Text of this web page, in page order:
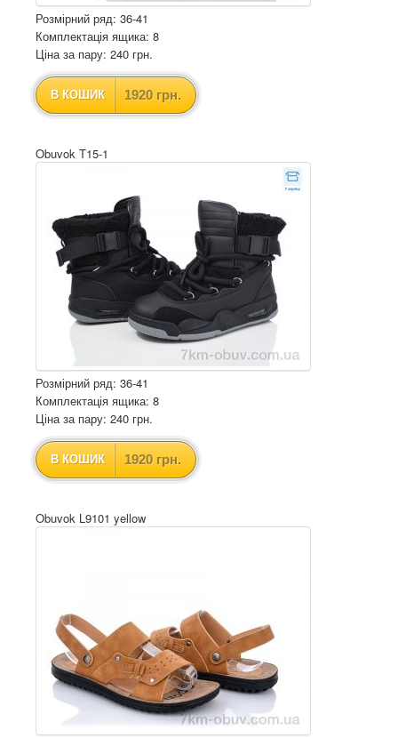
Розмірний ряд: 36-41
Комплектація ящика: 8
Ціна за пару: 240 грн.
В КОШИК 1920 грн.
Obuvok T15-1
Розмірний ряд: 36-41
Комплектація ящика: 8
Ціна за пару: 240 грн.
В КОШИК 1920 грн.
Obuvok L9101 yellow